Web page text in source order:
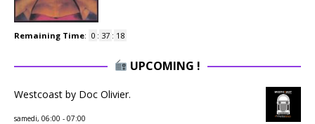
Remaining Time: 0 : 37 : 17
UPCOMING !
Westcoast by Doc Olivier.
samedi, 06:00 - 07:00